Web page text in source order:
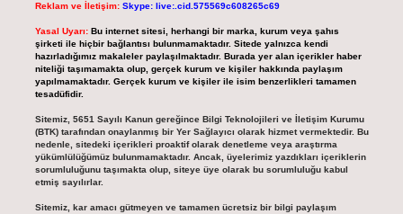
Reklam ve İletişim: Skype: live:.cid.575569c608265c69
Yasal Uyarı: Bu internet sitesi, herhangi bir marka, kurum veya şahıs
şirketi ile hiçbir bağlantısı bulunmamaktadır. Sitede yalnızca kendi
hazırladığımız makaleler paylaşılmaktadır. Burada yer alan içerikler haber
niteliği taşımamakta olup, gerçek kurum ve kişiler hakkında paylaşım
yapılmamaktadır. Gerçek kurum ve kişiler ile isim benzerlikleri tamamen
tesadüfidir.
Sitemiz, 5651 Sayılı Kanun gereğince Bilgi Teknolojileri ve İletişim Kurumu
(BTK) tarafından onaylanmış bir Yer Sağlayıcı olarak hizmet vermektedir. Bu
nedenle, sitedeki içerikleri proaktif olarak denetleme veya araştırma
yükümlülüğümüz bulunmamaktadır. Ancak, üyelerimiz yazdıkları içeriklerin
sorumluluğunu taşımakta olup, siteye üye olarak bu sorumluluğu kabul
etmiş sayılırlar.
Sitemiz, kar amacı gütmeyen ve tamamen ücretsiz bir bilgi paylaşım